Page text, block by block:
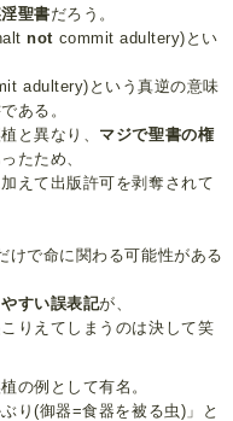
聖書だろう。
not commit adultery)とい
adultery)という真逆の意味
ある。
と異なり、 マジで聖書の権
たため、
えて出版許可を剥奪されて
けで命に関わる可能性がある
すい誤表記が、
りえてしまうのは決して笑
の例として有名。
り(御器=食器を被る虫)」と